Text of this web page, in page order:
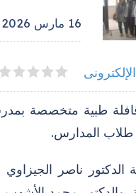
16 مارس 2026 |
طبية متخصصة
المدارس.
الدكتور ناصر